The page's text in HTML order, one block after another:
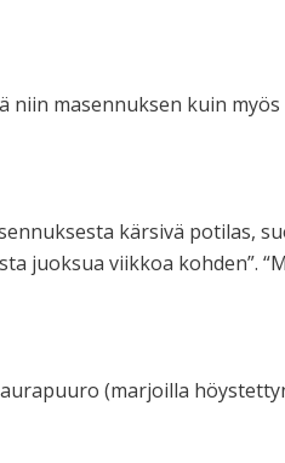
masennuksen kuin
kärsivä potilas,
juoksua viikkoa kohden”.
(marjoilla